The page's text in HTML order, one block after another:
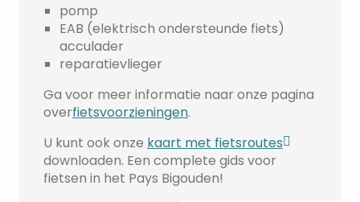
pomp
EAB (elektrisch ondersteunde fiets)
acculader
reparatievlieger
Ga voor meer informatie naar onze pagina
overfietsvoorzieningen.
U kunt ook onze kaart met fietsroutes
downloaden. Een complete gids voor
fietsen in het Pays Bigouden!